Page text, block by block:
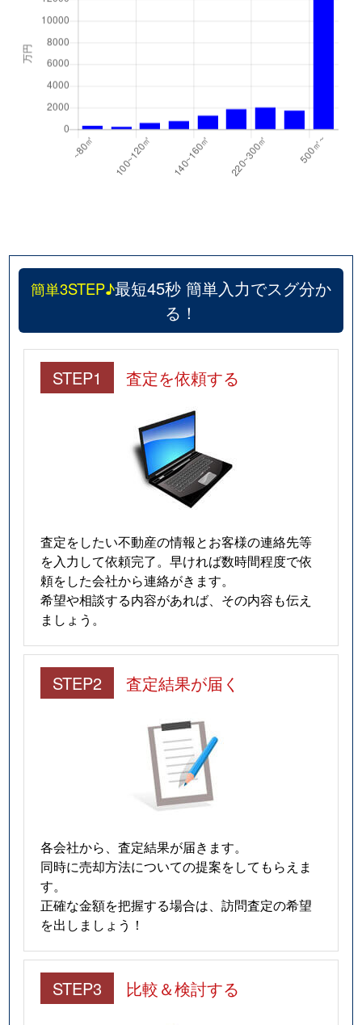
簡単3STEP♪最短45秒 簡単入力でスグ分か
る！
STEP1 査定を依頼する
査定をしたい不動産の情報とお客様の連絡先等
を入力して依頼完了。早ければ数時間程度で依
頼をした会社から連絡がきます。
希望や相談する内容があれば、その内容も伝え
ましょう。
STEP2 査定結果が届く
各会社から、査定結果が届きます。
同時に売却方法についての提案をしてもらえま
す。
正確な金額を把握する場合は、訪問査定の希望
を出しましょう！
STEP3 比較＆検討する